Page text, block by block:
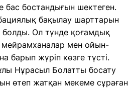
бас бостандығын шектеген.
бақылау шарттарын
болды. Ол түнде қоғамдық
мен ойын-
барып жүріп көзге түсті.
Нұрасыл Болатты босату
өтеп жатқан мекеме сұраған